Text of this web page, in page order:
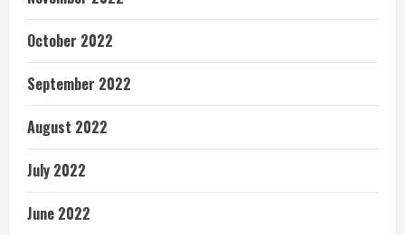
October 2022
September 2022
August 2022
July 2022
June 2022